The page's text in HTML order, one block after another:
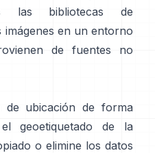
las bibliotecas de
imágenes en un entorno
de fuentes no
de ubicación de forma
geoetiquetado de la
o elimine los datos